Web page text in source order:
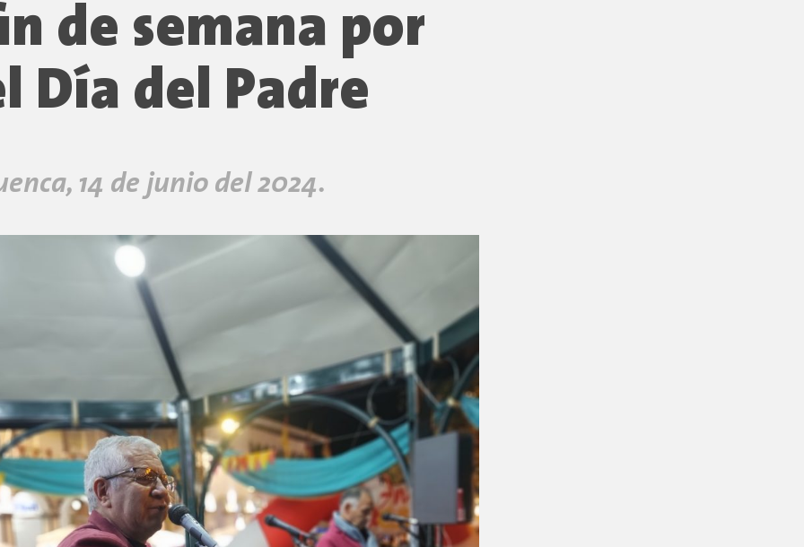
de semana por
Día del Padre
14 de junio del 2024.